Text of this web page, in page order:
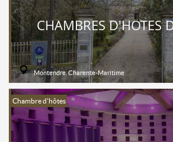
CHAMBRES D'HÔTES
Montendre, Charente-Maritime
Chambre d'hôtes